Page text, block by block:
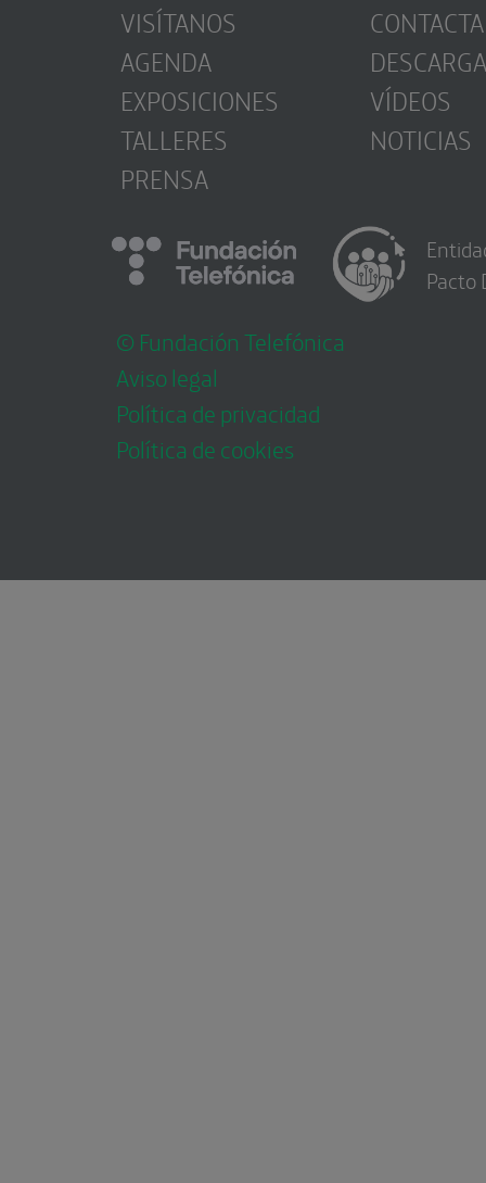
VISÍTANOS
AGENDA
EXPOSICIONES
TALLERES
PRENSA
CONTACTA
VÍDEOS
NOTICIAS
© Fundación Telefónica
Aviso legal
Política de privacidad
Política de cookies
Pacto